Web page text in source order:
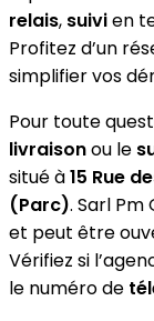
relais, suivien
Profitez d’un
simplifier vos
Pour toute
livraisonou le
situé à15 Rue
(Parc). Sarl
et peut être
Vérifiez si
le numéro de